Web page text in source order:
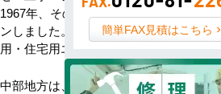
1967年、その信頼を基に空調のネット
ンしました。以来、皆様にご信頼・ご
用・住宅用エアコンのオンラインショッ
中部地方は、地域によって気候が大き
簡単FAX見積はこちら